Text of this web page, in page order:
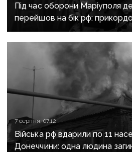
Під час оборони Маріуполя
перейшов на бік рф:
з «Азовсталі» повідомили
7 серпня, 07:12
Війська рф вдарили по 11
Донеччини: одна людина